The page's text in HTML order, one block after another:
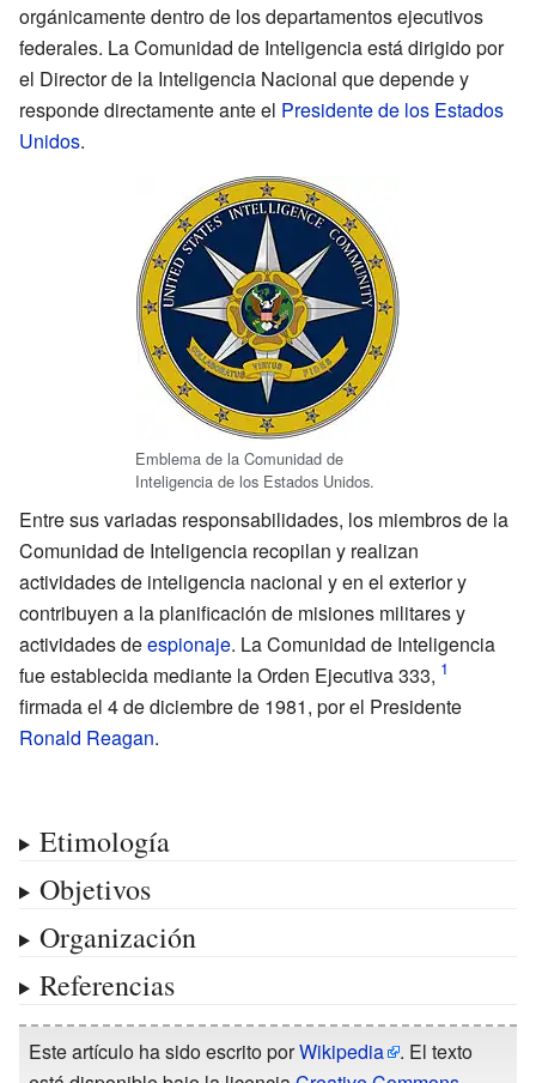
orgánicamente dentro de los departamentos ejecutivos
federales. La Comunidad de Inteligencia está dirigido por
el Director de la Inteligencia Nacional que depende y
responde directamente ante el Presidente de los Estados
Unidos.
Emblema de la Comunidad de
Inteligencia de los Estados Unidos.
Entre sus variadas responsabilidades, los miembros de la
Comunidad de Inteligencia recopilan y realizan
actividades de inteligencia nacional y en el exterior y
contribuyen a la planificación de misiones militares y
actividades deespionaje. La Comunidad de Inteligencia
fue establecida mediante la Orden Ejecutiva 333,
firmada el 4 de diciembre de 1981, por el Presidente
Ronald Reagan.
Etimología
Objetivos
Organización
Referencias
Este artículo ha sido escrito porWikipedia
. El texto